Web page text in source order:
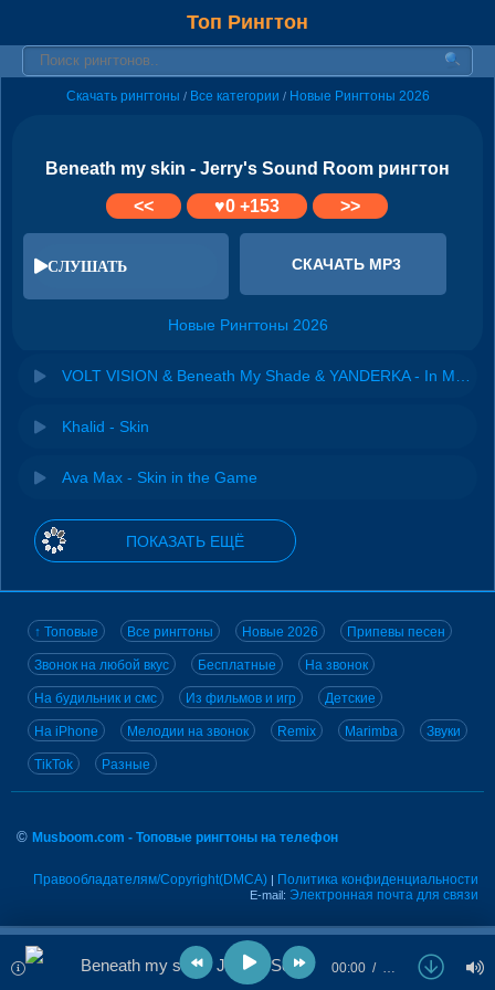
Топ Рингтон
Скачать рингтоны / Все категории / Новые Рингтоны 2026
Beneath my skin - Jerry's Sound Room рингтон
<<
♥0+153 >>
СЛУШАТЬ СКАЧАТЬ MP3
Новые Рингтоны 2026
Khalid - Skin
Ava Max - Skin in the Game
ПОКАЗАТЬ ЕЩЁ
↑ Топовые Все рингтоны Новые 2026 Припевы песен
Звонок на любой вкус Бесплатные На звонок
На будильник и смс Из фильмов и игр Детские
На iPhone Мелодии на звонок Remix Marimba Звуки
TikTok Разные
© Musboom.com - Топовые рингтоны на телефон
Правообладателям/Copyright(DMCA) | Политика конфиденциальности
E-mail: Электронная почта для связи
Beneath my skin - Jerry's Sound Room 00:00 …